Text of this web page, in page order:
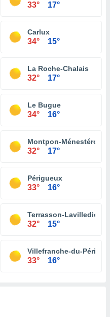
33° 17°
Carlux
34° 15°
La Roche-Chalais
32° 17°
Le Bugue
34° 16°
Montpon-Ménestérol
32° 17°
Périgueux
33° 16°
Terrasson-Lavilledieu
32° 15°
Villefranche-du-
33° 16°